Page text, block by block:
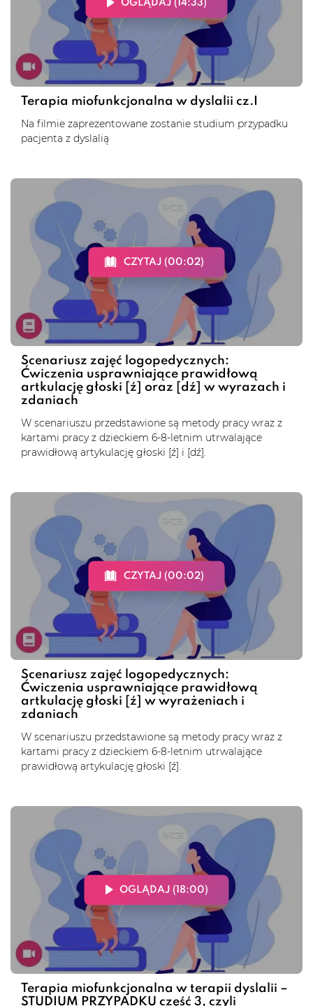
OGLĄDAJ (14:33)
Terapia miofunkcjonalna w dyslalii cz.I
Na filmie zaprezentowane zostanie studium przypadku
pacjenta z dyslalią
CZYTAJ (00:02)
Scenariusz zajęć logopedycznych:
Ćwiczenia usprawniające prawidłową
artkulację głoski [ź] oraz [dź] w wyrazach i
zdaniach
W scenariuszu przedstawione są metody pracy wraz z
kartami pracy z dzieckiem 6-8-letnim utrwalające
prawidłową artykulację głoski [ź] i [dź].
CZYTAJ (00:02)
Scenariusz zajęć logopedycznych:
Ćwiczenia usprawniające prawidłową
artkulację głoski [ź] w wyrażeniach i
zdaniach
W scenariuszu przedstawione są metody pracy wraz z
kartami pracy z dzieckiem 6-8-letnim utrwalające
prawidłową artykulację głoski [ź].
OGLĄDAJ (18:00)
Terapia miofunkcjonalna w terapii dyslalii –
STUDIUM PRZYPADKU część 3, czyli